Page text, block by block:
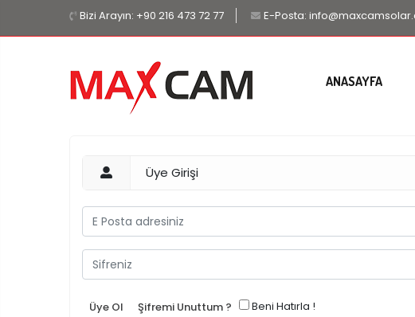
Bizi Arayın: +90 216 473 72 77 E-Posta:
ANASAYFA
Üye Girişi
Beni Hatırla !
Üye Ol Şifremi Unuttum ?